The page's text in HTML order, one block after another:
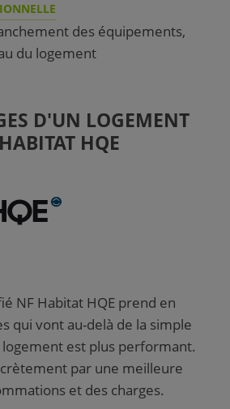
des équipements,
du logement
D'UN LOGEMENT
HQE
NF Habitat HQE prend en
qui vont au-delà de la simple
est plus performant.
par une meilleure
et des charges.